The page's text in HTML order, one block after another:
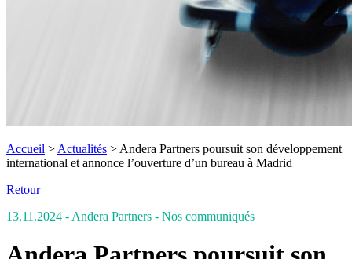
Accueil > Actualités > Andera Partners poursuit son développement
international et annonce l’ouverture d’un bureau à Madrid
Retour
13.11.2024 - Andera Partners - Nos communiqués